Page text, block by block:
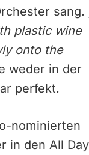
sang.
plastic wine
onto the
weder in der
perfekt.
nominierten
in den All Day